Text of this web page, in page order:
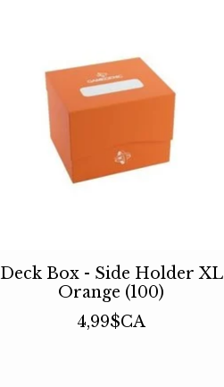
Deck Box - Side Holder XL
Orange (100)
4,99$CA